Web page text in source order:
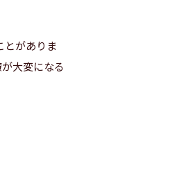
とがありま
大変になる